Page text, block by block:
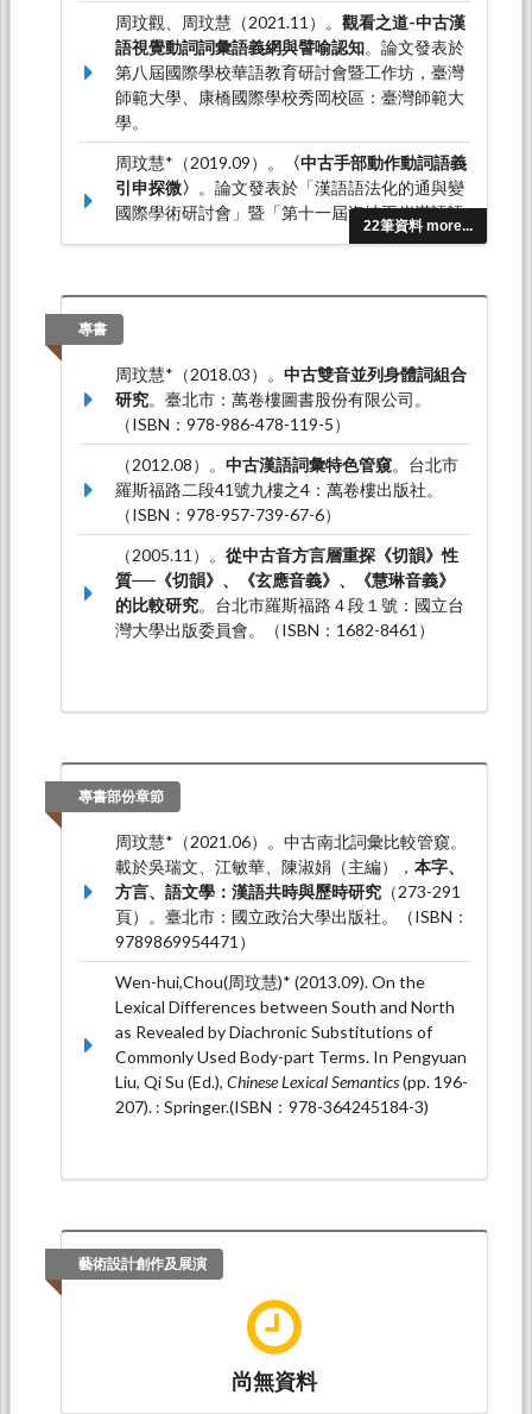
22筆資料 more...
周玟觀、周玟慧（2021.11）。 觀看之道-中古漢
語視覺動詞詞彙語義網與譬喻認知。論文發表於
第八屆國際學校華語教育研討會暨工作坊，臺灣
師範大學、康橋國際學校秀岡校區：臺灣師範大
學。
周玟慧*（2019.09）。
〈中古手部動作動詞語義
引申探微〉 。論文發表於「漢語語法化的通與變
國際學術研討會」暨「第十一屆海峽兩岸漢語語
法史研討會」，台北師大：師大國文系。
文發表於第七屆漢學與東亞文化國際學術研討會
周玟慧*（2017.10）。〈六朝南北詞彙更替類型
研究〉。論文發表於海峽兩岸漢語語法史學術研
討會，溫州：溫州溫州大學人文學院。
專書
周玟慧*（2018.03）。 中古雙音並列身體詞組合
研究。臺北市：萬卷樓圖書股份有限公司。
（ISBN：978-986-478-119-5）
（2012.08）。 中古漢語詞彙特色管窺。台北市
羅斯福路二段41號九樓之4：萬卷樓出版社。
（ISBN：978-957-739-67-6）
（2005.11）。 從中古音方言層重探《切韻》性
質──《切韻》、《玄應音義》、《慧琳音義》
的比較研究。台北市羅斯福路４段１號：國立台
灣大學出版委員會。（ISBN：1682-8461）
專書部份章節
周玟慧*（2021.06）。中古南北詞彙比較管窺。
載於吳瑞文、江敏華、陳淑娟（主編）， 本字、
方言、語文學：漢語共時與歷時研究 （273-291
頁）。臺北市：國立政治大學出版社。（ISBN：
9789869954471）
Wen-hui,Chou(周玟慧)* (2013.09). On the
Lexical Differences between South and North
as Revealed by Diachronic Substitutions of
Commonly Used Body-part Terms. In Pengyuan
Liu, Qi Su (Ed.), Chinese Lexical Semantics(pp. 196-
207). : Springer.(ISBN：978-364245184-3)
藝術設計創作及展演
尚無資料